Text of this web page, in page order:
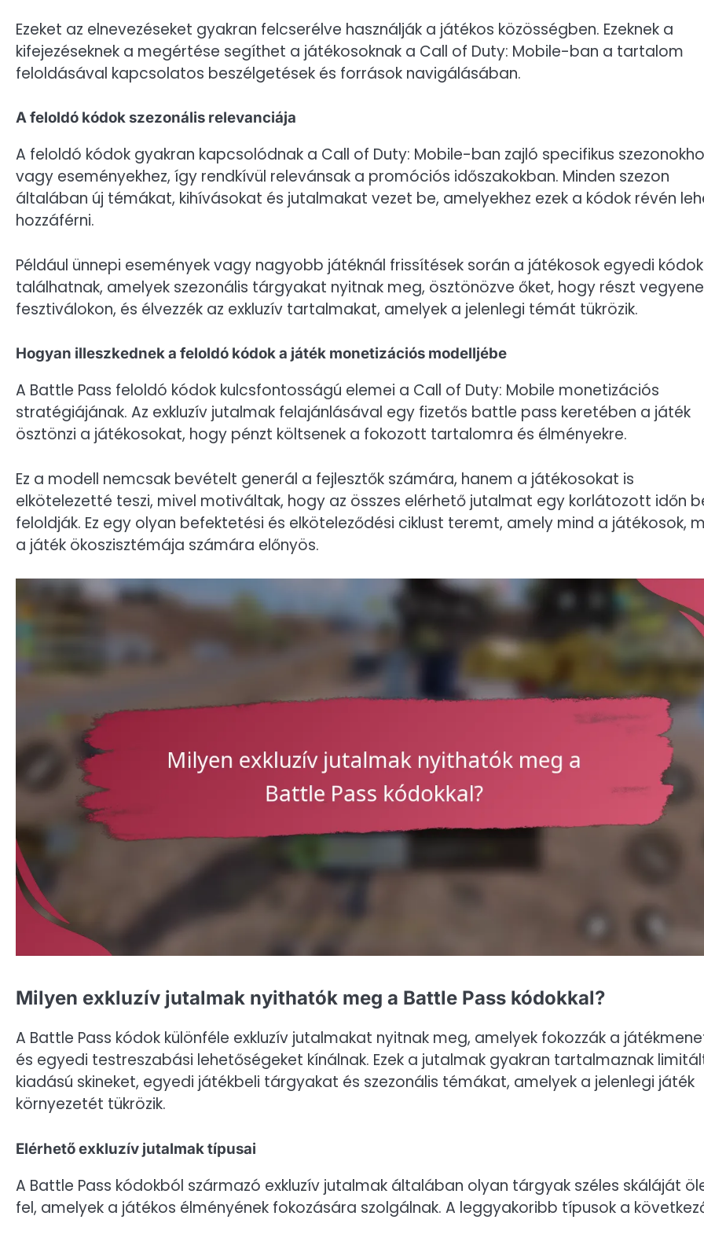
Ezeket az elnevezéseket gyakran felcserélve használják a játékos közösségben. Ezeknek a
kifejezéseknek a megértése segíthet a játékosoknak a Call of Duty: Mobile-ban a tartalom
feloldásával kapcsolatos beszélgetések és források navigálásában.
A feloldó kódok szezonális relevanciája
A feloldó kódok gyakran kapcsolódnak a Call of Duty: Mobile-ban zajló specifikus
vagy eseményekhez, így rendkívül relevánsak a promóciós időszakokban. Minden szezon
általában új témákat, kihívásokat és jutalmakat vezet be, amelyekhez ezek a kódok révén
hozzáférni.
Például ünnepi események vagy nagyobb játéknál frissítések során a játékosok egyedi
találhatnak, amelyek szezonális tárgyakat nyitnak meg, ösztönözve őket, hogy részt
fesztiválokon, és élvezzék az exkluzív tartalmakat, amelyek a jelenlegi témát tükrözik.
Hogyan illeszkednek a feloldó kódok a játék monetizációs modelljébe
A Battle Pass feloldó kódok kulcsfontosságú elemei a Call of Duty: Mobile monetizációs
stratégiájának. Az exkluzív jutalmak felajánlásával egy fizetős battle pass keretében a játék
ösztönzi a játékosokat, hogy pénzt költsenek a fokozott tartalomra és élményekre.
Ez a modell nemcsak bevételt generál a fejlesztők számára, hanem a játékosokat is
elkötelezetté teszi, mivel motiváltak, hogy az összes elérhető jutalmat egy korlátozott időn
feloldják. Ez egy olyan befektetési és elköteleződési ciklust teremt, amely mind a játékosok,
a játék ökoszisztémája számára előnyös.
Milyen exkluzív jutalmak nyithatók meg a Battle Pass kódokkal?
A Battle Pass kódok különféle exkluzív jutalmakat nyitnak meg, amelyek fokozzák a
és egyedi testreszabási lehetőségeket kínálnak. Ezek a jutalmak gyakran tartalmaznak
kiadású skineket, egyedi játékbeli tárgyakat és szezonális témákat, amelyek a jelenlegi játék
környezetét tükrözik.
Elérhető exkluzív jutalmak típusai
A Battle Pass kódokból származó exkluzív jutalmak általában olyan tárgyak széles skáláját
fel, amelyek a játékos élményének fokozására szolgálnak. A leggyakoribb típusok a